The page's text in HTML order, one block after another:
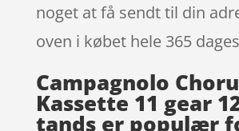
noget at få sendt til din
oven i købet hele 365
Campagnolo
Kassette 11 gear
tands er populær